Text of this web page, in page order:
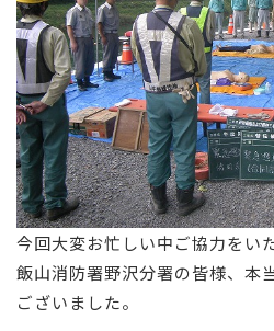
今回大変お忙しい中ご協力をい
飯山消防署野沢分署の皆様、本
ございました。